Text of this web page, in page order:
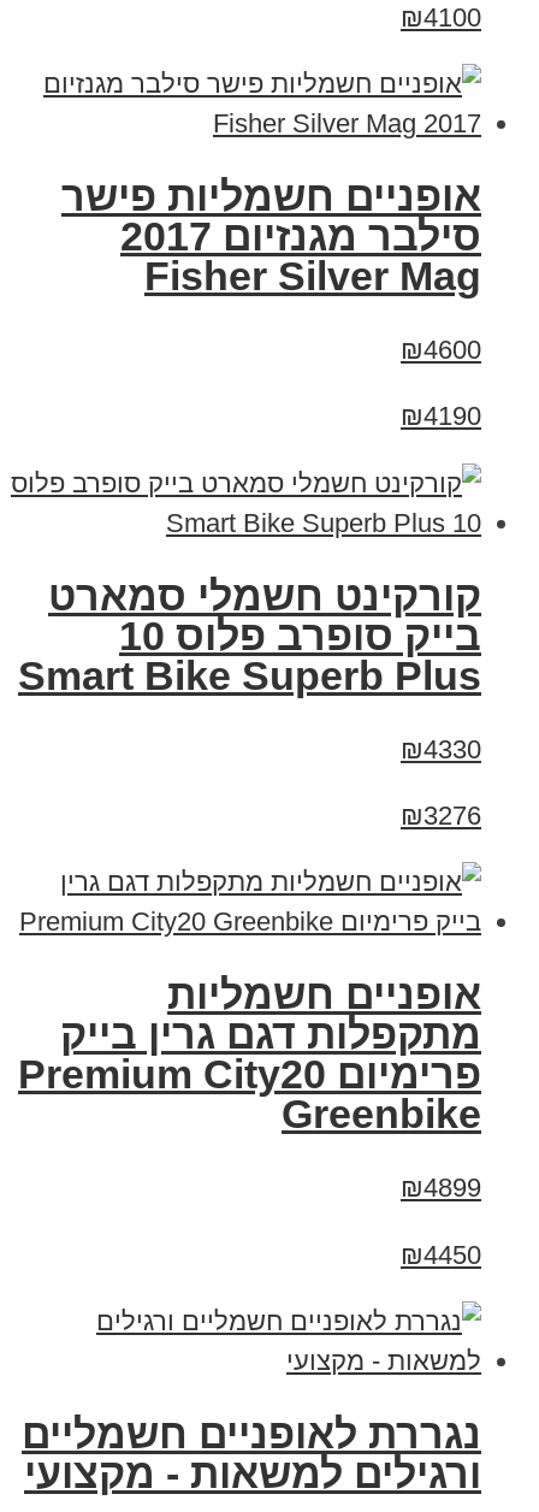
₪4100
אופניים חשמליות פישר
סילבר מגנזיום 2017
Fisher Silver Mag
₪4600
₪4190
קורקינט חשמלי סמארט
בייק סופרב פלוס 10
Smart Bike Superb Plus
₪4330
₪3276
אופניים חשמליות
מתקפלות דגם גרין בייק
פרימיום Premium City20
Greenbike
₪4899
₪4450
נגררת לאופניים חשמליים
ורגילים למשאות - מקצועי